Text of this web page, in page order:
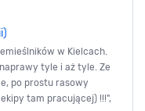
w Kielcach.
tyle i aż tyle. Ze
po prostu rasowy
tam pracującej) !!!",